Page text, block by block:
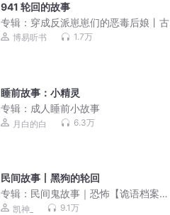
941 轮回的故事
专辑： 穿成反派崽崽们的恶毒后娘丨古
言穿越爽文丨甜宠种田
博易听书 1.7万
睡前故事：小精灵
专辑： 成人睡前小故事
月白的白 6.3万
民间故事丨黑狗的轮回
专辑： 民间鬼故事｜恐怖【诡语档案
馆】凯神播讲
凯神_ 9.1万